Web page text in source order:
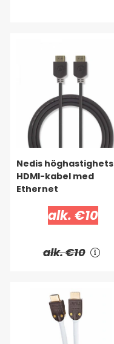
Nedis höghastighets
HDMI-kabel med
Ethernet
alk. €10
alk. €10